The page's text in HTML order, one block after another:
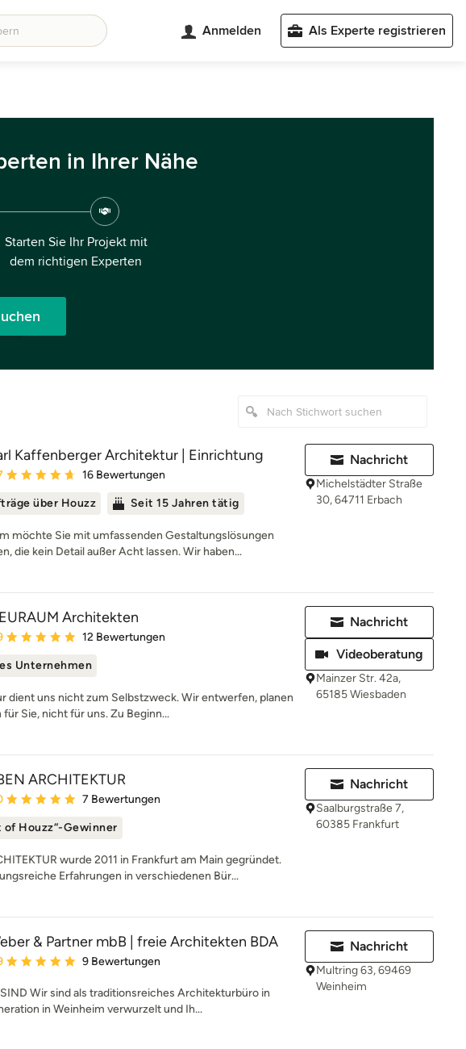
Anmelden Als Experte registrieren
in Ihrer Nähe
Starten Sie Ihr Projekt mit
dem richtigen Experten
Kaffenberger Architektur | Einrichtung
Bewertung: 4.7 von 5 Sternen
16 Bewertungen
über Houzz Seit 15 Jahren tätig
möchte Sie mit umfassenden Gestaltungslösungen
die kein Detail außer Acht lassen. Wir haben...
Nachricht
Michelstädter Straße
30, 64711 Erbach
Architekten
Bewertung: 4.9 von 5 Sternen
12 Bewertungen
Unternehmen
dient uns nicht zum Selbstzweck. Wir entwerfen, planen
für Sie, nicht für uns. Zu Beginn...
Nachricht
Videoberatung
Mainzer Str. 42a,
65185 Wiesbaden
ARCHITEKTUR
Bewertung: 5 von 5 Sternen
7 Bewertungen
of Houzz“-Gewinner
wurde 2011 in Frankfurt am Main gegründet.
Erfahrungen in verschiedenen Bür...
Nachricht
Saalburgstraße 7,
60385 Frankfurt
& Partner mbB | freie Architekten BDA
Bewertung: 4.9 von 5 Sternen
9 Bewertungen
Wir sind als traditionsreiches Architekturbüro in
in Weinheim verwurzelt und Ih...
Nachricht
Multring 63, 69469
Weinheim